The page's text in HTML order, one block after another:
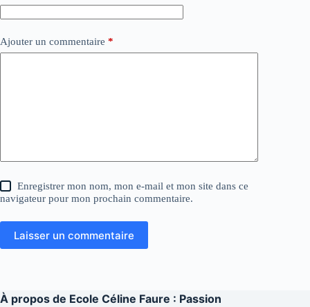
Ajouter un commentaire *
Enregistrer mon nom, mon e-mail et mon site dans ce
navigateur pour mon prochain commentaire.
Laisser un commentaire
À propos de Ecole Céline Faure : Passion